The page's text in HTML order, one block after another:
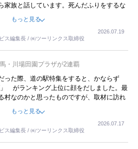
家族と話しています。死んだふりをするな
ません。そんな中で、この企画展はタイム
もっと見る
ス編集長 / ㈱ツーリンクス取締役
2026.07.19
・川場田園プラザが2連覇
った際、道の駅特集をすると、かならず
」 がランキング上位に顔をだしました。最
なのかと思ったものですが、取材に訪れ
ーしたら、興味深い話が次々が飛び出しま
今でも思い出すことが２つあります。一つ
ーランドを見学させ、サービス業、接客業
いることです。 もう一つは1800円もする
売するにあたり、社内に懸念もあったそう
もっと見る
ス編集長 / ㈱ツーリンクス取締役
2026.07.17